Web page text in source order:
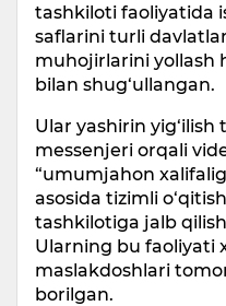
tashkiloti faoliyatida
saflarini turli
muhojirlarini yollash
bilan shug‘ullangan.
Ular yashirin
messenjeri orqali
“umumjahon
asosida tizimli
tashkilotiga jalb
Ularning bu faoliyati
maslakdoshlari
borilgan.